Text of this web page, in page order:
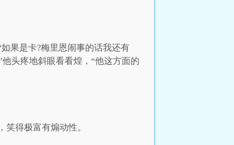
果是卡?梅里恩闹事的话我还有
头疼地斜眼看看煌，“他这方面的
得极富有煽动性。